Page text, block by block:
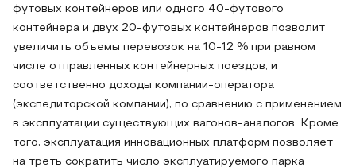
футовых контейнеров или одного 40-футового
контейнера и двух 20-футовых контейнеров позволит
увеличить объемы перевозок на 10-12 % при равном
числе отправленных контейнерных поездов, и
соответственно доходы компании-оператора
(экспедиторской компании), по сравнению с применением
в эксплуатации существующих вагонов-аналогов. Кроме
того, эксплуатация инновационных платформ позволяет
на треть сократить число эксплуатируемого парка